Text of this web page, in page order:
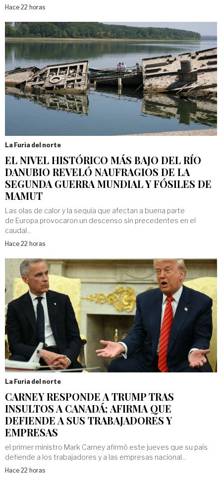
Hace 22 horas
La Furia del norte
EL NIVEL HISTÓRICO MÁS BAJO DEL RÍO
DANUBIO REVELÓ NAUFRAGIOS DE LA
SEGUNDA GUERRA MUNDIAL Y FÓSILES DE
MAMUT
Las olas de calor y la sequía que afectan a buena parte
de Europa provocaron un descenso sin precedentes en el
caudal...
Hace 22 horas
La Furia del norte
CARNEY RESPONDE A TRUMP TRAS
INSULTOS A CANADÁ; AFIRMA QUE
DEFIENDE A SUS TRABAJADORES Y
EMPRESAS
el primer ministro Mark Carney afirmó este jueves ⁠que su país
defiende a los trabajadores y a ‌las empresas nacional...
Hace 22 horas